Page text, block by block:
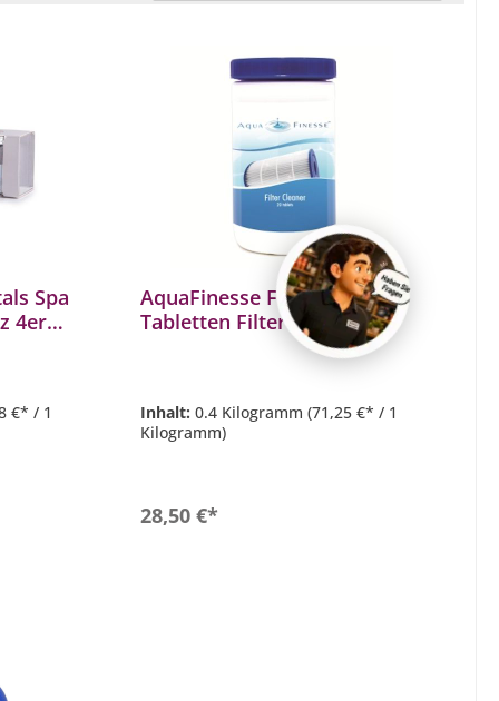
Spa
4er
€* / 1
AquaFinesse Filterreinigung
Tabletten Filtercleaner
Filterreinigungstabletten
Inhalt: 0.4 Kilogramm (71,25 €* / 1
Kilogramm)
28,50 €*In den Warenkorb